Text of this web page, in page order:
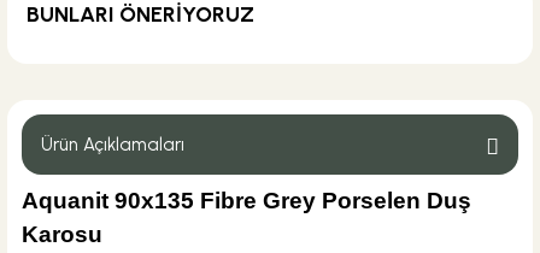
BUNLARI ÖNERİYORUZ
7.363,00 TL
Ürün Açıklamaları
Aquanit 90x135 Fibre Grey Porselen Duş
Karosu